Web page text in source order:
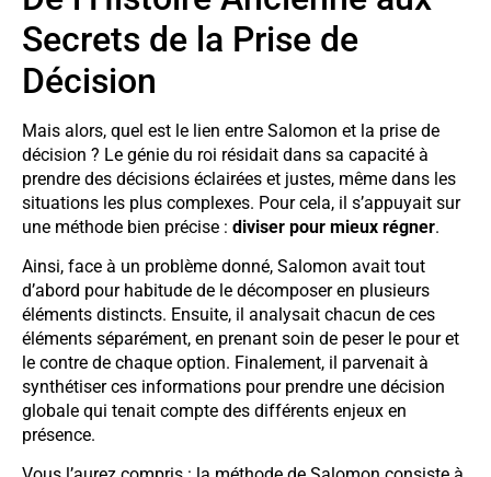
Secrets de la Prise de
Décision
Mais alors, quel est le lien entre Salomon et la prise de
décision ? Le génie du roi résidait dans sa capacité à
prendre des décisions éclairées et justes, même dans les
situations les plus complexes. Pour cela, il s’appuyait sur
une méthode bien précise : diviser pour mieux régner.
Ainsi, face à un problème donné, Salomon avait tout
d’abord pour habitude de le décomposer en plusieurs
éléments distincts. Ensuite, il analysait chacun de ces
éléments séparément, en prenant soin de peser le pour et
le contre de chaque option. Finalement, il parvenait à
synthétiser ces informations pour prendre une décision
globale qui tenait compte des différents enjeux en
présence.